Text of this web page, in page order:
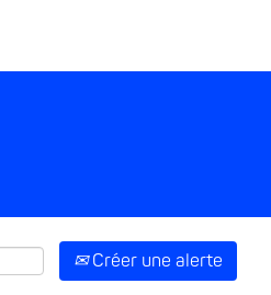
Créer une alerte